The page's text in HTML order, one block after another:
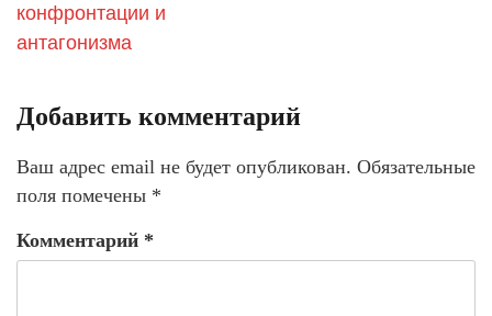
конфронтации и
антагонизма
Добавить комментарий
Ваш адрес email не будет опубликован. Обязательные
поля помечены *
Комментарий *